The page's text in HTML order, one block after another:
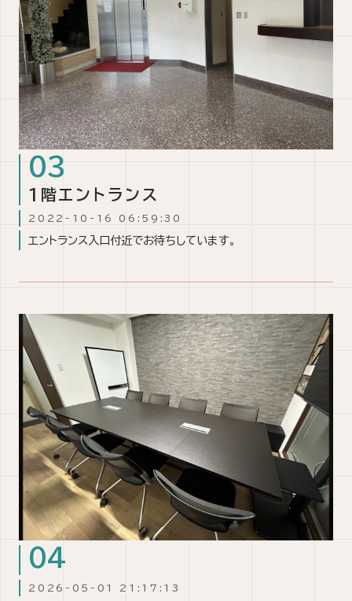
1階エントランス
エントランス入口付近でお待ちしています。
2022-10-16 06:59:30
2026-05-01 21:17:13